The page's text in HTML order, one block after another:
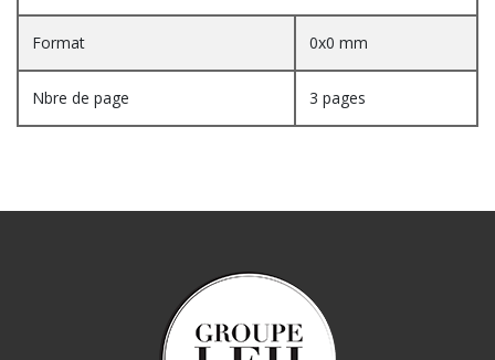
Format 0x0 mm
Nbre de page 3 pages